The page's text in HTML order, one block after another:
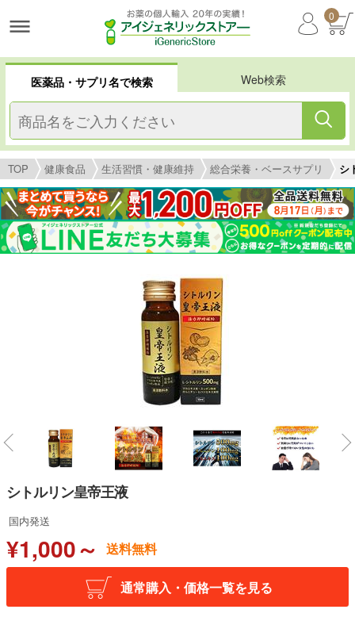
0
医薬品・サプリ名で検索 Web検索
TOP 健康食品 生活習慣・健康維持 総合栄養・ベースサプリ シ
シトルリン皇帝王液
国内発送
¥1,000～ 送料無料
通常購入・価格一覧を見る